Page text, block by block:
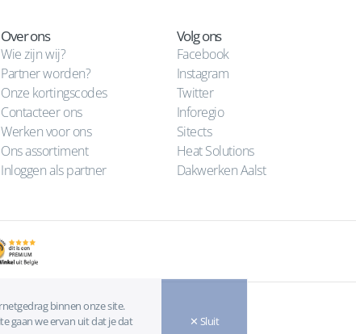
binnen onze site.
gaan we ervan uit dat je dat
✕ Sluit
Over ons
Wie zijn wij?
Partner worden?
Onze kortingscodes
Contacteer ons
Werken voor ons
Ons assortiment
Inloggen als partner
Volg ons
Facebook
Instagram
Twitter
Inforegio
Sitects
Heat Solutions
Dakwerken Aalst